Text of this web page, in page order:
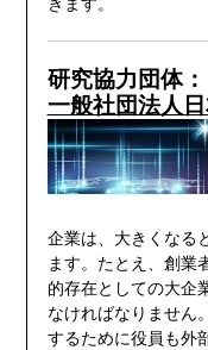
研究協力団体：
一般社団法人
企業は、大きくなる
ます。たとえ、創業
的存在としての大企
なければなりません
するために役員も外